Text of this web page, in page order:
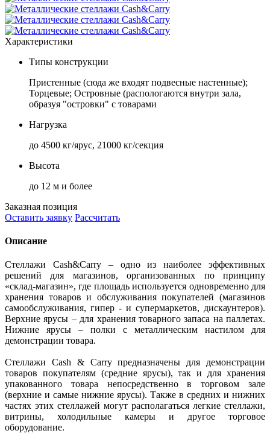
Характеристики
Типы конструкции
Пристенные (сюда же входят подвесные настенные);
Торцевые; Островные (распологаются внутри зала,
образуя "островки" с товарами
Нагрузка
до 4500 кг/ярус, 21000 кг/секция
Высота
до 12 м и более
Заказная позиция
Оставить заявку Рассчитать
Описание
Стеллажи Cash&Carry – одно из наиболее эффективных
решений для магазинов, организованных по принципу
«склад-магазин», где площадь используется одновременно для
хранения товаров и обслуживания покупателей (магазинов
самообслуживания, гипер - и супермаркетов, дискаунтеров).
Верхние ярусы – для хранения товарного запаса на паллетах.
Нижние ярусы – полки с металлическим настилом для
демонстрации товара.
Стеллажи Cash & Carry предназначены для демонстрации
товаров покупателям (средние ярусы), так и для хранения
упакованного товара непосредственно в торговом зале
(верхние и самые нижние ярусы). Также в средних и нижних
частях этих стеллажей могут располагаться легкие стеллажи,
витрины, холодильные камеры и другое торговое
оборудование.